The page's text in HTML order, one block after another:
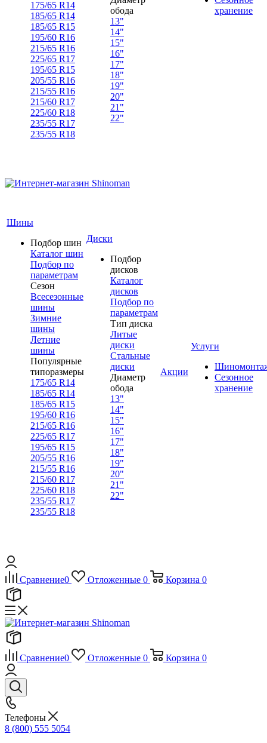
175/65 R14
185/65 R14
185/65 R15
195/60 R16
215/65 R16
225/65 R17
195/65 R15
205/55 R16
215/55 R16
215/60 R17
225/60 R18
235/55 R17
235/55 R18
обода
13"
14"
15"
16"
17"
18"
19"
20"
21"
22"
хранение
Шины
Подбор шин
Каталог шин
Подбор по
параметрам
Сезон
Всесезонные
шины
Зимние
шины
Летние
шины
Популярные
типоразмеры
175/65 R14
185/65 R14
185/65 R15
195/60 R16
215/65 R16
225/65 R17
195/65 R15
205/55 R16
215/55 R16
215/60 R17
225/60 R18
235/55 R17
235/55 R18
Диски
Подбор
дисков
Каталог
дисков
Подбор по
параметрам
Тип диска
Литые
диски
Стальные
диски
Диаметр
обода
13"
14"
15"
16"
17"
18"
19"
20"
21"
22"
Акции
Услуги
Сезонное
хранение
Сравнение0 Отложенные 0 Корзина 0
Сравнение0 Отложенные 0 Корзина 0
Телефоны
8 (800) 555 5054